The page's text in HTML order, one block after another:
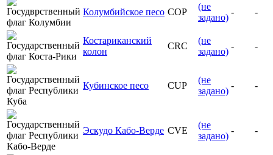
Колумбийское песо COP
(не
задано)
- -
Костариканский
колон
CRC
(не
задано)
- -
Кубинское песо CUP
(не
задано)
- -
Эскудо Кабо-Верде CVE
(не
задано)
- -